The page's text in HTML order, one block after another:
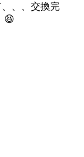
、、交換完
😆